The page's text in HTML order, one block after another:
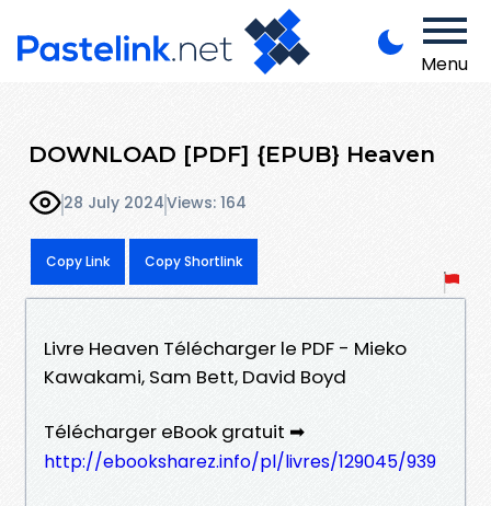
Menu
DOWNLOAD [PDF] {EPUB} Heaven
28 July 2024Views: 164
Copy Link Copy Shortlink
Livre Heaven Télécharger le PDF - Mieko
Kawakami, Sam Bett, David Boyd
Télécharger eBook gratuit ➡
http://ebooksharez.info/pl/livres/129045/939